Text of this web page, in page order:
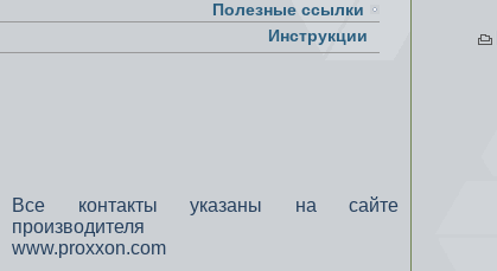
Полезные ссылки
Инструкции
Все контакты указаны на сайте
производителя
www.proxxon.com